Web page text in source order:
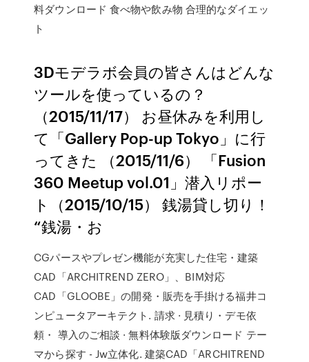
料ダウンロード 食べ物や飲み物 合理的なダイエッ
ト
3Dモデラボ会員の皆さんはどんな
ツールを使っているの？
（2015/11/17） お昼休みを利用し
て「Gallery Pop-up Tokyo」に行
ってきた （2015/11/6） 「Fusion
360 Meetup vol.01」潜入リポー
ト（2015/10/15） 銭湯貸し切り！
“銭湯・お
CGパースやプレゼン機能が充実した住宅・建築
CAD「ARCHITREND ZERO」、BIM対応
CAD「GLOOBE」の開発・販売を手掛ける福井コ
ンピュータアーキテクト. 請求 · 見積り・デモ依
頼・ 導入のご相談 · 無料体験版ダウンロード テー
マから探す - Jw立体化. 建築CAD「ARCHITREND